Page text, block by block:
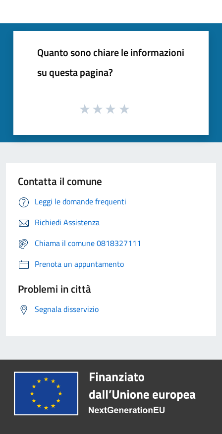
Quanto sono chiare le informazioni
su questa pagina?
Contatta il comune
Leggi le domande frequenti
Richiedi Assistenza
Chiama il comune 0818327111
Prenota un appuntamento
Problemi in città
Segnala disservizio